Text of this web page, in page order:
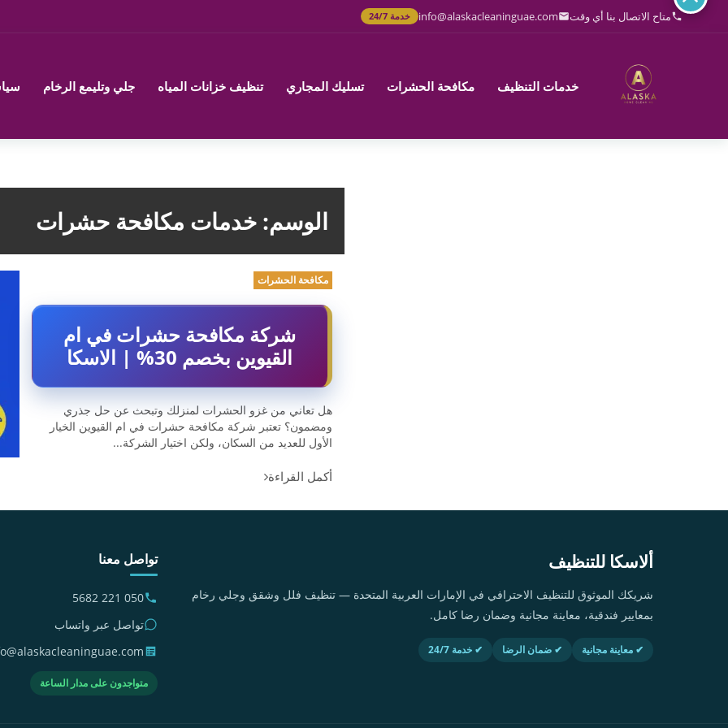
تخطي
متاح الاتصال بنا أي وقت info@alaskacleaninguae.com خدمة 24/7
خدمات التنظيف مكافحة الحشرات تسليك المجاري تنظيف خزانات المياه جلي وتليمع الرخام
الوسم:خدمات مكافحة حشرات
مكافحة الحشرات
شركة مكافحة حشرات في ام
القيوين بخصم 30% | الاسكا
هل تعاني من غزو الحشرات لمنزلك وتبحث عن حل جذري
ومضمون؟ تعتبر شركة مكافحة حشرات في ام القيوين الخيار
الأول للعديد من السكان، ولكن اختيار الشركة...
أكمل القراءة
ألاسكا للتنظيف
شريكك الموثوق للتنظيف الاحترافي في الإمارات العربية المتحدة — تنظيف فلل وشقق وجلي رخام
بمعايير فندقية، معاينة مجانية وضمان رضا كامل.
✔ معاينة مجانية ✔ ضمان الرضا ✔ خدمة 24/7
تواصل معنا
050 221 5682
تواصل عبر واتساب
متواجدون على مدار الساعة